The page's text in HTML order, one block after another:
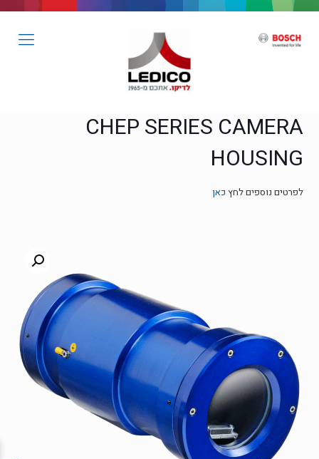
CHEP SERIES CAMERA
HOUSING
לפרטים נוספים לחץ כאן